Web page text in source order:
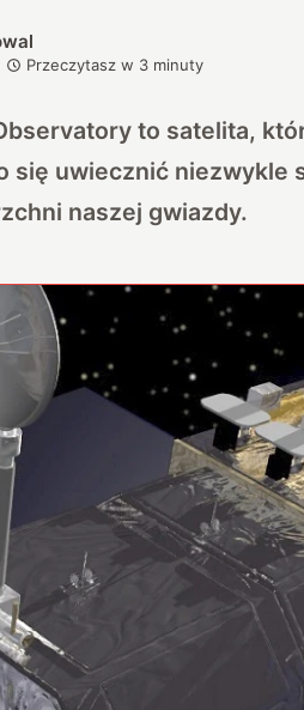
Przeczytasz w 3 minuty
to satelita,
się uwiecznić niezwykle
naszej gwiazdy.